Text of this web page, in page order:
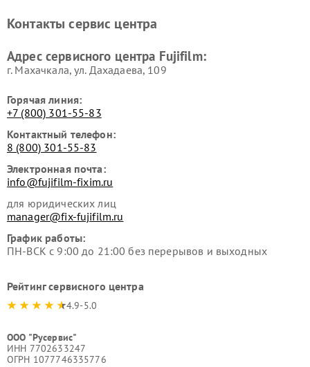
Контакты сервис центра
Адрес сервисного центра Fujifilm:
г. Махачкала, ул. Дахадаева, 109
Горячая линия:
+7 (800) 301-55-83
Контактный телефон:
8 (800) 301-55-83
Электронная почта:
info@fujifilm-fixim.ru
для юридических лиц
manager@fix-fujifilm.ru
График работы:
ПН-ВСК с 9:00 до 21:00 без перерывов и выходных
Рейтинг сервисного центра
4.9-5.0
ООО "Русервис"
ИНН 7702633247
ОГРН 1077746335776